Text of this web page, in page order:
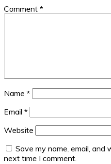
Comment *
Name *
Email *
Website
Save my name, email,
next time I comment.